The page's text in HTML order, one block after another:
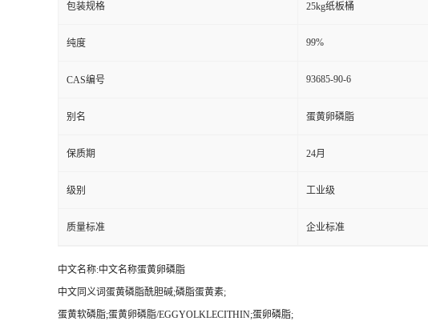
包装规格 25kg纸板桶
纯度 99%
CAS编号 93685-90-6
别名 蛋黄卵磷脂
保质期 24月
级别 工业级
质量标准 企业标准
中文名称:中文名称蛋黄卵磷脂
中文同义词蛋黄磷脂酰胆碱;磷脂蛋黄素;
蛋黄软磷脂;蛋黄卵磷脂/EGGYOLKLECITHIN;蛋卵磷脂;